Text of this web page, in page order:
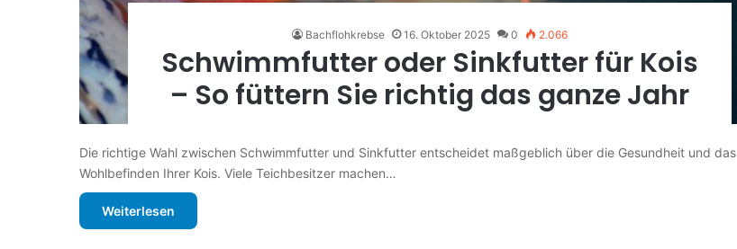
Bachflohkrebse 16. Oktober 2025 0 2.066
Schwimmfutter oder Sinkfutter für Kois
– So füttern Sie richtig das ganze Jahr
Die richtige Wahl zwischen Schwimmfutter und Sinkfutter entscheidet maßgeblich über die Gesundheit und das
Wohlbefinden Ihrer Kois. Viele Teichbesitzer machen…
Weiterlesen